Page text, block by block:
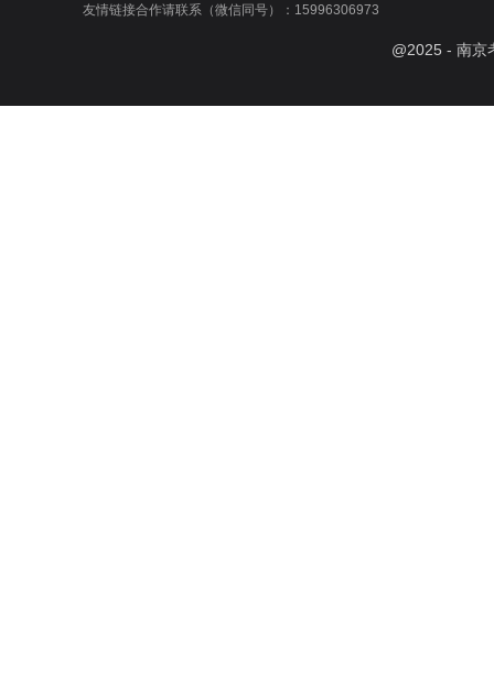
友情链接合作请联系（微信同号）：15996306973
@2025 - 南京